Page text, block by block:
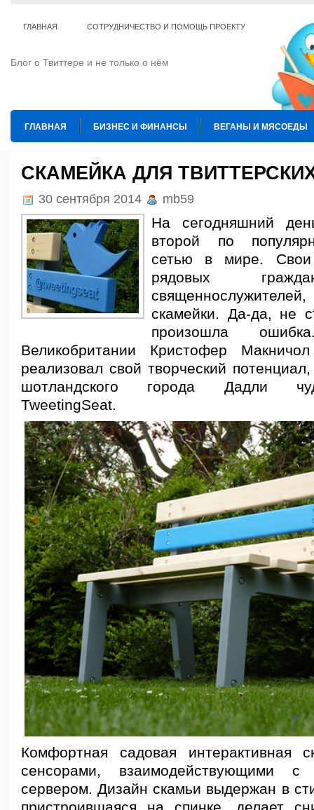
ГЛАВНАЯ СОТРУДНИЧЕСТВО И ПОМОЩЬ ПРОЕКТУ
Блог о Твиттере и не только о нём
ГЛАВНАЯ БИЗНЕС И ФИНАНСЫ ВЕГАНЫ И МЯСОЕДЫ
СКАМЕЙКА ДЛЯ
30 сентября 2014 mb59
На сегодняшний
второй по
сетью в мире. Свои
рядовых
скамейки. Да-да, не
произошла
Великобритании Кристофер
реализовал свой творческий
шотландского города Дадли
TweetingSeat.
Комфортная садовая интерактивная
сенсорами, взаимодействующими
сервером. Дизайн скамьи выдержан в